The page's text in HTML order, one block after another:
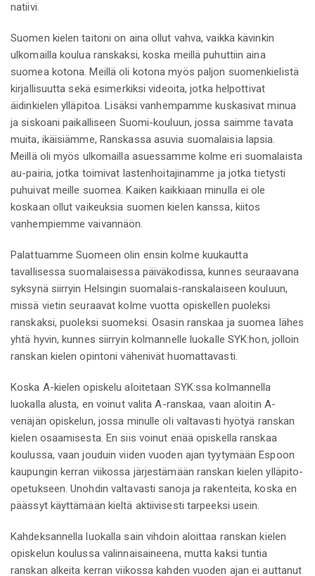
natiivi.
Suomen kielen taitoni on aina ollut vahva, vaikka kävinkin
ulkomailla koulua ranskaksi, koska meillä puhuttiin aina
suomea kotona. Meillä oli kotona myös paljon suomenkielistä
kirjallisuutta sekä esimerkiksi videoita, jotka helpottivat
äidinkielen ylläpitoa. Lisäksi vanhempamme kuskasivat minua
ja siskoani paikalliseen Suomi-kouluun, jossa saimme tavata
muita, ikäisiämme, Ranskassa asuvia suomalaisia lapsia.
Meillä oli myös ulkomailla asuessamme kolme eri suomalaista
au-pairia, jotka toimivat lastenhoitajinamme ja jotka tietysti
puhuivat meille suomea. Kaiken kaikkiaan minulla ei ole
koskaan ollut vaikeuksia suomen kielen kanssa, kiitos
vanhempiemme vaivannäön.
Palattuamme Suomeen olin ensin kolme kuukautta
tavallisessa suomalaisessa päiväkodissa, kunnes seuraavana
syksynä siirryin Helsingin suomalais-ranskalaiseen kouluun,
missä vietin seuraavat kolme vuotta opiskellen puoleksi
ranskaksi, puoleksi suomeksi. Osasin ranskaa ja suomea lähes
yhtä hyvin, kunnes siirryin kolmannelle luokalle SYK:hon, jolloin
ranskan kielen opintoni vähenivät huomattavasti.
Koska A-kielen opiskelu aloitetaan SYK:ssa kolmannella
luokalla alusta, en voinut valita A-ranskaa, vaan aloitin A-
venäjän opiskelun, jossa minulle oli valtavasti hyötyä ranskan
kielen osaamisesta. En siis voinut enää opiskella ranskaa
koulussa, vaan jouduin viiden vuoden ajan tyytymään Espoon
kaupungin kerran viikossa järjestämään ranskan kielen ylläpito-
opetukseen. Unohdin valtavasti sanoja ja rakenteita, koska en
päässyt käyttämään kieltä aktiivisesti tarpeeksi usein.
Kahdeksannella luokalla sain vihdoin aloittaa ranskan kielen
opiskelun koulussa valinnaisaineena, mutta kaksi tuntia
ranskan alkeita kerran viikossa kahden vuoden ajan ei auttanut